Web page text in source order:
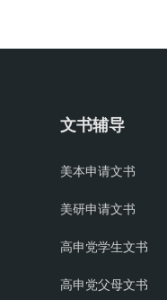
文书辅导
美本申请文书
美研申请文书
高申党学生文书
高申党父母文书